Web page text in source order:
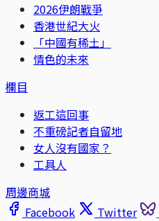
2026伊朗戰爭
香港世紀大火
「中國有稀土」
情色的未來
欄目
返工這回事
不重磅記者自留地
女人沒有國家？
工具人
周邊商城
Facebook
Twitter